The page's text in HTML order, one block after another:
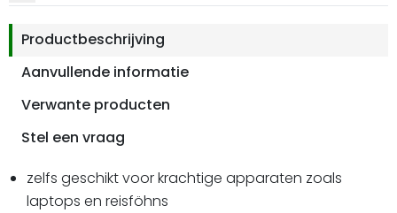
Productbeschrijving
Aanvullende informatie
Verwante producten
Stel een vraag
zelfs geschikt voor krachtige apparaten zoals
laptops en reisföhns